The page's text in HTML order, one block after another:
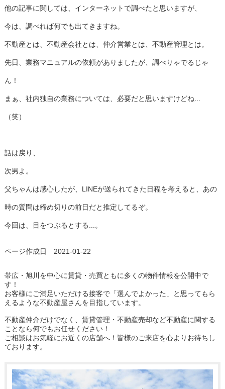
他の記事に関しては、インターネットで調べたと思いますが、
今は、調べれば何でも出てきますね。
不動産とは、不動産会社とは、仲介営業とは、不動産管理とは。
先日、業務マニュアルの依頼がありましたが、調べりゃでるじゃ
ん！
まぁ、社内独自の業務については、必要だと思いますけどね...
（笑）
話は戻り、
次男よ。
父ちゃんは感心したが、LINEが送られてきた日程を考えると、あの
時の質問は締め切りの前日だと推定してるぞ。
今回は、目をつぶるとする...。
ページ作成日 2021-01-22
帯広・旭川を中心に賃貸・売買ともに多くの物件情報を公開中で
す！
お客様にご満足いただける接客で「選んでよかった」と思ってもら
えるような不動産屋さんを目指しています。
不動産仲介だけでなく、賃貸管理・不動産売却など不動産に関する
ことなら何でもお任せください！
ご相談はお気軽にお近くの店舗へ！皆様のご来店を心よりお待ちし
ております。